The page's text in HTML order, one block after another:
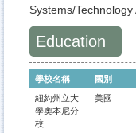
Systems/
Education
學校名稱 國別
紐約州立大
學奧本尼分
校
美國